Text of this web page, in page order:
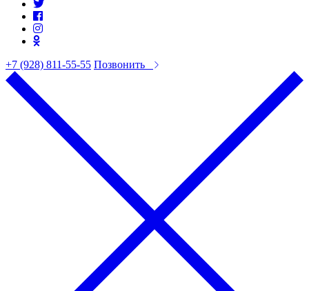
+7 (928) 811-55-55 Позвонить